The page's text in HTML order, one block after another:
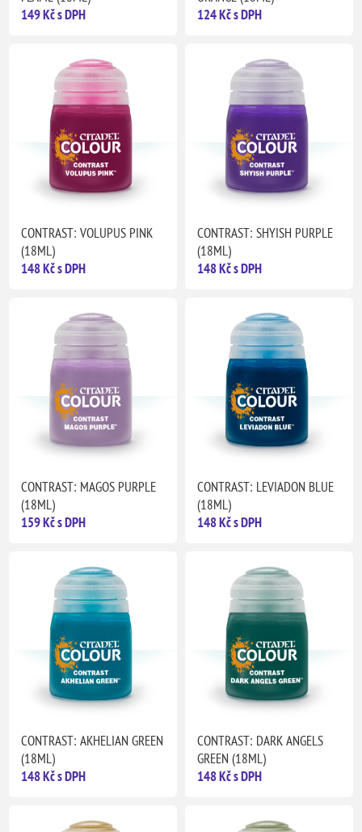
149 Kč s DPH
124 Kč s DPH
CONTRAST: VOLUPUS PINK
(18ML)
148 Kč s DPH
CONTRAST: SHYISH PURPLE
(18ML)
148 Kč s DPH
CONTRAST: MAGOS PURPLE
(18ML)
159 Kč s DPH
CONTRAST: LEVIADON BLUE
(18ML)
148 Kč s DPH
CONTRAST: AKHELIAN GREEN
(18ML)
148 Kč s DPH
CONTRAST: DARK ANGELS
GREEN (18ML)
148 Kč s DPH